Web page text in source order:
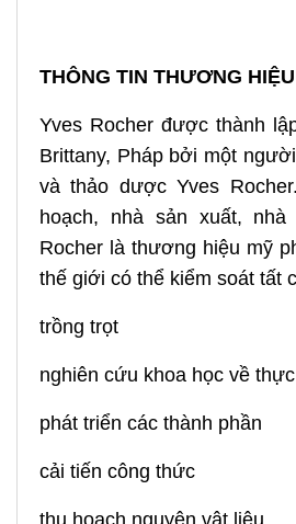
THÔNG TIN THƯƠNG HIỆU
Yves Rocher được thành
Brittany, Pháp bởi một
và thảo dược Yves
hoạch, nhà sản xuất, nhà
Rocher là thương hiệu mỹ
thế giới có thể kiểm soát tất
trồng trọt
nghiên cứu khoa học về
phát triển các thành phần
cải tiến công thức
thu hoạch nguyên vật liệu